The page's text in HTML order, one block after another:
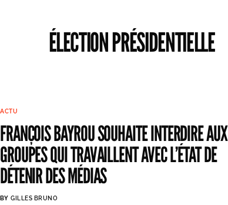
ÉLECTION PRÉSIDENTIELLE
ACTU
FRANÇOIS BAYROU SOUHAITE INTERDIRE AUX
GROUPES QUI TRAVAILLENT AVEC L’ÉTAT DE
DÉTENIR DES MÉDIAS
BY GILLES BRUNO